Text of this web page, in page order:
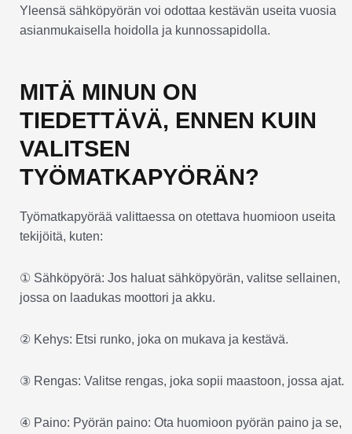
Yleensä sähköpyörän voi odottaa kestävän useita vuosia
asianmukaisella hoidolla ja kunnossapidolla.
MITÄ MINUN ON
TIEDETTÄVÄ, ENNEN KUIN
VALITSEN
TYÖMATKAPYÖRÄN?
Työmatkapyörää valittaessa on otettava huomioon useita
tekijöitä, kuten:
① Sähköpyörä: Jos haluat sähköpyörän, valitse sellainen,
jossa on laadukas moottori ja akku.
② Kehys: Etsi runko, joka on mukava ja kestävä.
③ Rengas: Valitse rengas, joka sopii maastoon, jossa ajat.
④ Paino: Pyörän paino: Ota huomioon pyörän paino ja se,